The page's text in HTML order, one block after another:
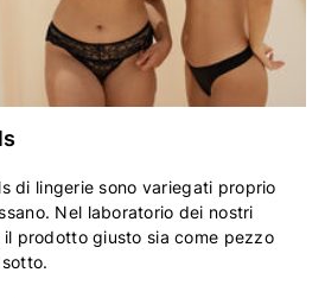
di lingerie sono variegati proprio
Nel laboratorio dei nostri
prodotto giusto sia come pezzo